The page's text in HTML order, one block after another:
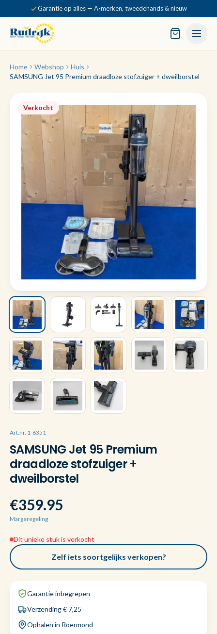
Garantie op alles — A-merken, tweedehands & nieuw
Home Webshop
Huis
SAMSUNG Jet 95 Premium draadloze stofzuiger + dweilborstel
Verkocht
Art.nr. 1-6351
SAMSUNG Jet 95 Premium
draadloze stofzuiger +
dweilborstel
€359.95
Margeregeling
Dit unieke stuk is verkocht
Zelf iets soortgelijks verkopen?
Garantie inbegrepen
Verzending € 7,25
Ophalen in Roermond